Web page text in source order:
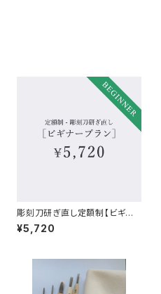
彫刻刀研ぎ直し定額制【ビギナ
ープラン】
¥5,720